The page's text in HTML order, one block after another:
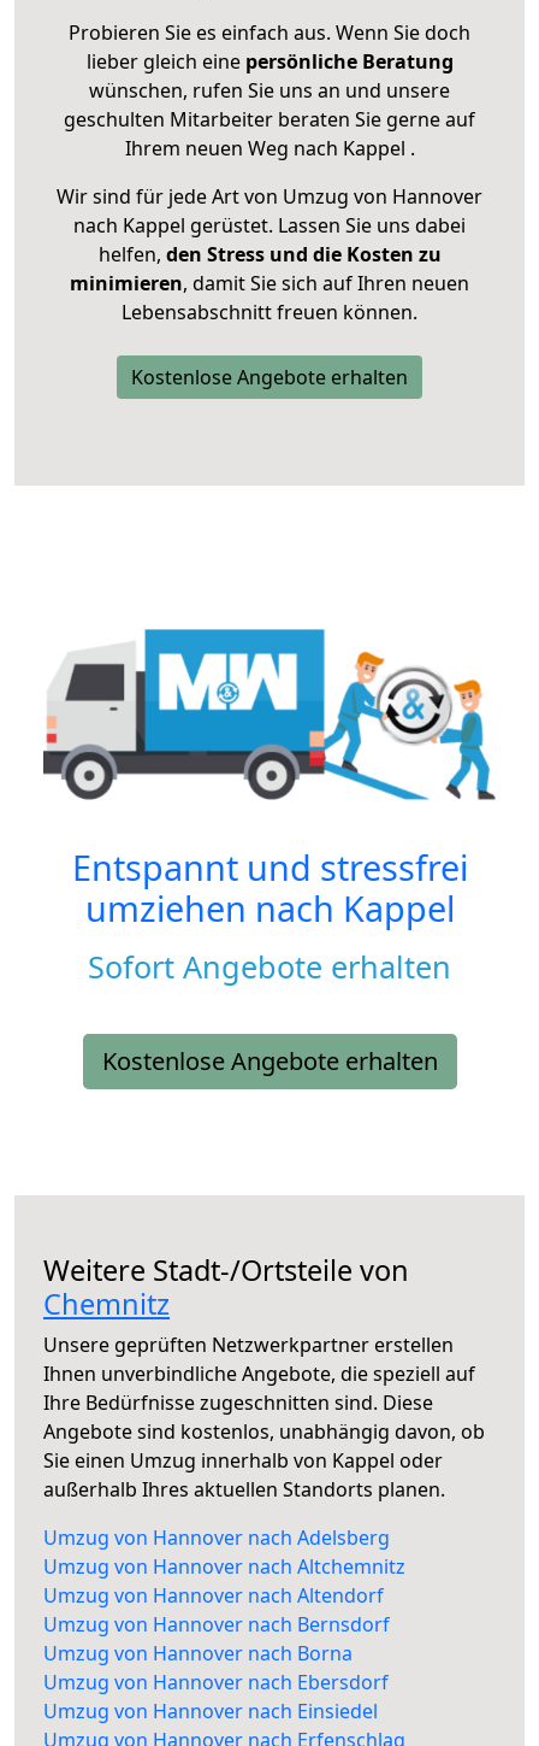
Probieren Sie es einfach aus. Wenn Sie doch
lieber gleich eine persönliche Beratung
wünschen, rufen Sie uns an und unsere
geschulten Mitarbeiter beraten Sie gerne auf
Ihrem neuen Weg nach Kappel .
Wir sind für jede Art von Umzug von Hannover
nach Kappel gerüstet. Lassen Sie uns dabei
helfen, den Stress und die Kosten zu
minimieren, damit Sie sich auf Ihren neuen
Lebensabschnitt freuen können.
Kostenlose Angebote erhalten
Entspannt und stressfrei
umziehen nach Kappel
Sofort Angebote erhalten
Kostenlose Angebote erhalten
Weitere Stadt-/Ortsteile von
Chemnitz
Unsere geprüften Netzwerkpartner erstellen
Ihnen unverbindliche Angebote, die speziell auf
Ihre Bedürfnisse zugeschnitten sind. Diese
Angebote sind kostenlos, unabhängig davon, ob
Sie einen Umzug innerhalb von Kappel oder
außerhalb Ihres aktuellen Standorts planen.
Umzug von Hannover nach Adelsberg
Umzug von Hannover nach Altchemnitz
Umzug von Hannover nach Altendorf
Umzug von Hannover nach Bernsdorf
Umzug von Hannover nach Borna
Umzug von Hannover nach Ebersdorf
Umzug von Hannover nach Einsiedel
Umzug von Hannover nach Erfenschlag